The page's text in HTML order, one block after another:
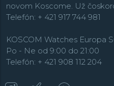
novom Koscome. Už
Telefón: + 421 917 744 981
KOSCOM Watches Europa
Po - Ne od 9:00 do 21:00
Telefón: + 421 908 112 204